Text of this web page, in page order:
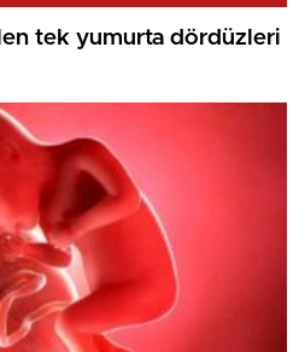
tek yumurta dördüzleri